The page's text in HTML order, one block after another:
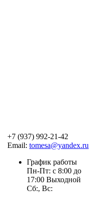
+7 (937) 992-21-42
Email: tomesa@yandex.ru
График работы
Пн-Пт: с 8:00 до
17:00 Выходной
Сб:, Вс: